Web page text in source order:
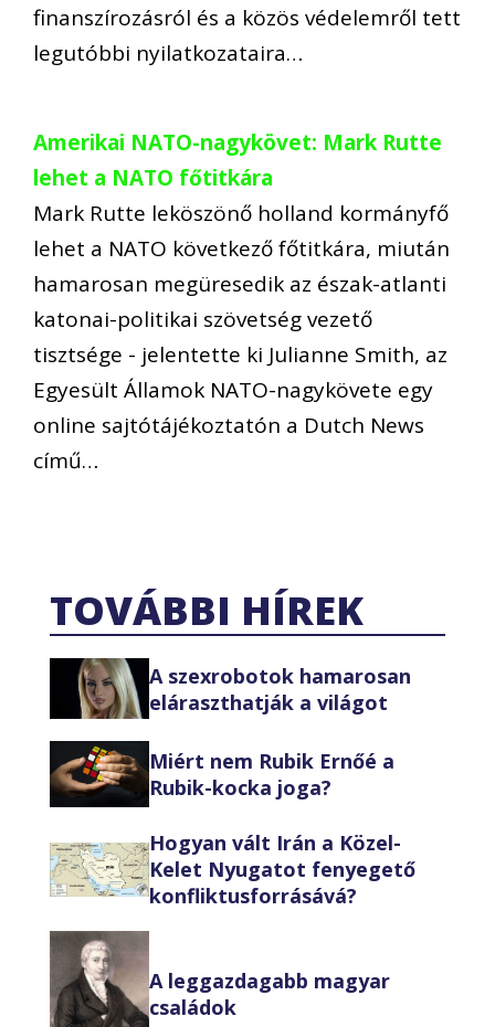
finanszírozásról és a közös védelemről tett
legutóbbi nyilatkozataira…
Amerikai NATO-nagykövet: Mark Rutte
lehet a NATO főtitkára
Mark Rutte leköszönő holland kormányfő
lehet a NATO következő főtitkára, miután
hamarosan megüresedik az észak-atlanti
katonai-politikai szövetség vezető
tisztsége - jelentette ki Julianne Smith, az
Egyesült Államok NATO-nagykövete egy
online sajtótájékoztatón a Dutch News
című…
TOVÁBBI HÍREK
A szexrobotok hamarosan
eláraszthatják a világot
Miért nem Rubik Ernőé a
Rubik-kocka joga?
Hogyan vált Irán a Közel-
Kelet Nyugatot fenyegető
konfliktusforrásává?
A leggazdagabb magyar
családok